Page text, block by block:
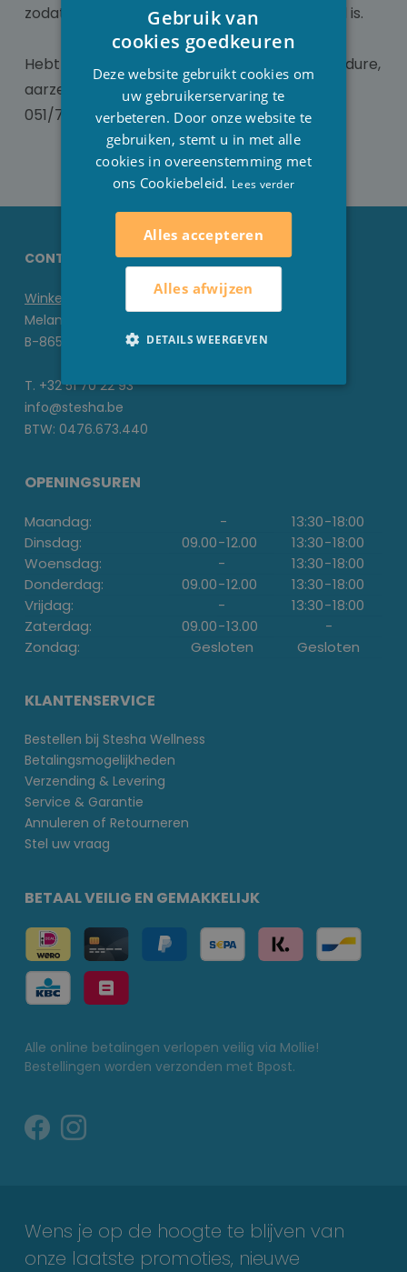
zodat misbruik van uw gegevens onbestaand is.
Hebt u toch nog vragen over de bestelprocedure,
aarzel dan niet om ons tecontacteren
051/70.22.93 ofinfo@stesha.be.
CONTACTGEGEVENS STESHA
Winkel
Melanedreef 6 D
B-8650 Houthulst
T. +32 51 70 22 93
info@stesha.be
BTW: 0476.673.440
OPENINGSUREN
Maandag: - 13:30-18:00
Dinsdag:
09.00-12.00 13:30-18:00
Woensdag:
- 13:30-18:00
Donderdag:
09.00-12.00 13:30-18:00
Vrijdag:
- 13:30-18:00
Zaterdag:
09.00-13.00
-
Zondag:
Gesloten Gesloten
KLANTENSERVICE
Bestellen bij Stesha Wellness
Betalingsmogelijkheden
Verzending & Levering
Service & Garantie
Annuleren of Retourneren
Stel uw vraag
BETAAL VEILIG EN GEMAKKELIJK
Alle online betalingen verlopen veilig via Mollie!
Bestellingen worden verzonden met Bpost.
Wens je op de hoogte te blijven van
onze laatste promoties, nieuwe
ENGLISH
Gebruik van
cookies goedkeuren
Deze website gebruikt cookies om
uw gebruikerservaring te
verbeteren. Door onze website te
gebruiken, stemt u in met alle
cookies in overeenstemming met
ons Cookiebeleid. Lees verder
Alles accepteren
Alles afwijzen
DETAILS WEERGEVEN